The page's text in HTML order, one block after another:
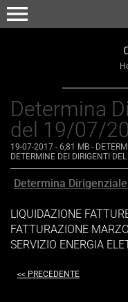
menu
Determina
del 19/07/
19-07-2017 - 6,81 MB -
DETERMINE DEI DIRIGENTI
Determina
LIQUIDAZIONE
FATTURAZIONE
SERVIZIO ENERGIA
<< PRECEDENTE